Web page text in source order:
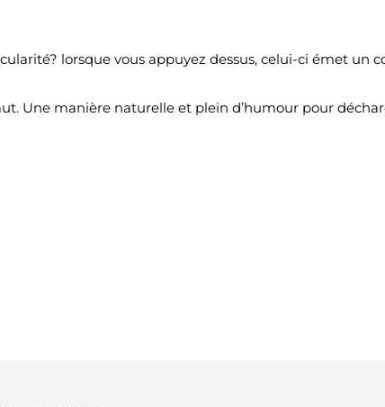
lorsque vous appuyez dessus, celui-ci émet un
Une manière naturelle et plein d’humour pour